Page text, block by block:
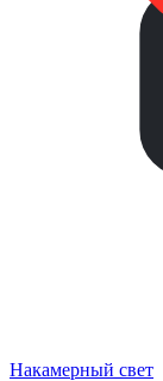
Накамерный свет